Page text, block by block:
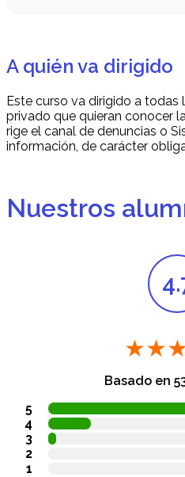
A quién va dirigido
Este curso va dirigido a
privado que quieran conocer
rige el canal de denuncias o
información, de carácter
Nuestros
5
4
3
2
1
Basado en